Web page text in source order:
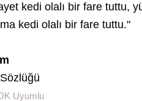
kedi olalı bir fare tuttu,
kedi olalı bir fare tuttu."
Uyumlu